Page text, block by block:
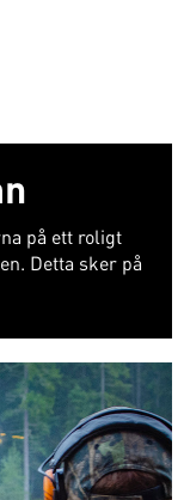
på ett roligt
Detta sker på